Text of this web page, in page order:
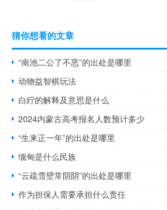
猜你想看的文章
“南池二公了不恶”的出处是哪里
动物益智棋玩法
白紵的解释及意思是什么
2024内蒙古高考报名人数预计多少
“生来正一年”的出处是哪里
缅甸是什么民族
“云疏雪壁常阴阴”的出处是哪里
作为担保人需要承担什么责任